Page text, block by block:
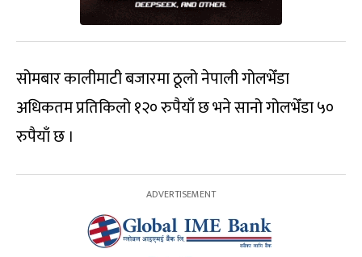
सोमबार कालीमाटी बजारमा ठूलो नेपाली गोलभेँडा
अधिकतम प्रतिकिलो १२० रुपैयाँ छ भने सानो गोलभेँडा ५०
रुपैयाँ छ ।